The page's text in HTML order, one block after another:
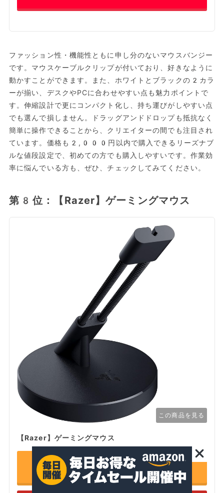
ファッション性・機能性ともに申し分のないマウスバンジー
です。マウスケーブルクリップが付いており、好きなように
動かすことができます。また、ホワイトとブラックの2カラ
ーが揃い、デスクやPCに合わせやすい点も魅力ポイントで
す。伸縮設計で更にコンパクト化し、持ち運びがしやすい点
でも選んで損しません。ドラッグアンドドロップも抵抗なく
簡単に操作できることから、クリエイターの間でも注目され
ています。価格も2,000円以内で購入できるリーズナブ
ルな値段設定で、初めての方でも購入しやすいです。作業効
率に悩んでいる方も、ぜひ、チェックしてみてください。
第8位：【Razer】ゲーミングマウス
この商品を見る
【Razer】ゲーミングマウス
Amazonで詳細を見る